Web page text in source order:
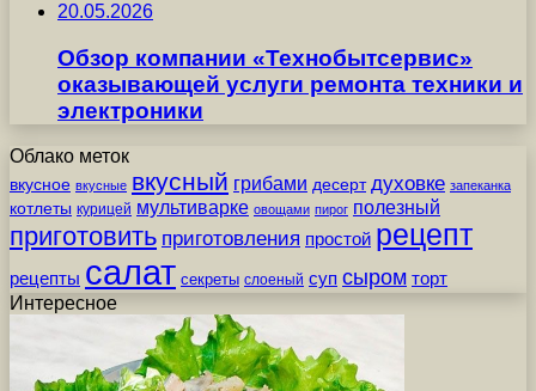
20.05.2026
Обзор компании «Технобытсервис»
оказывающей услуги ремонта техники и
электроники
Облако меток
вкусное вкусные вкусный грибами десерт духовке запеканка
котлеты курицей мультиварке овощами пирог полезный
приготовить приготовления простой рецепт
рецепты салат секреты слоеный суп сыром торт
Интересное